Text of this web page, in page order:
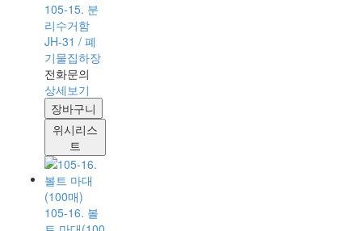
105-15. 분
리수거함
JH-31 / 폐
기물집하장
전화문의
상세보기
장바구니
위시리스
트
105-16. 볼